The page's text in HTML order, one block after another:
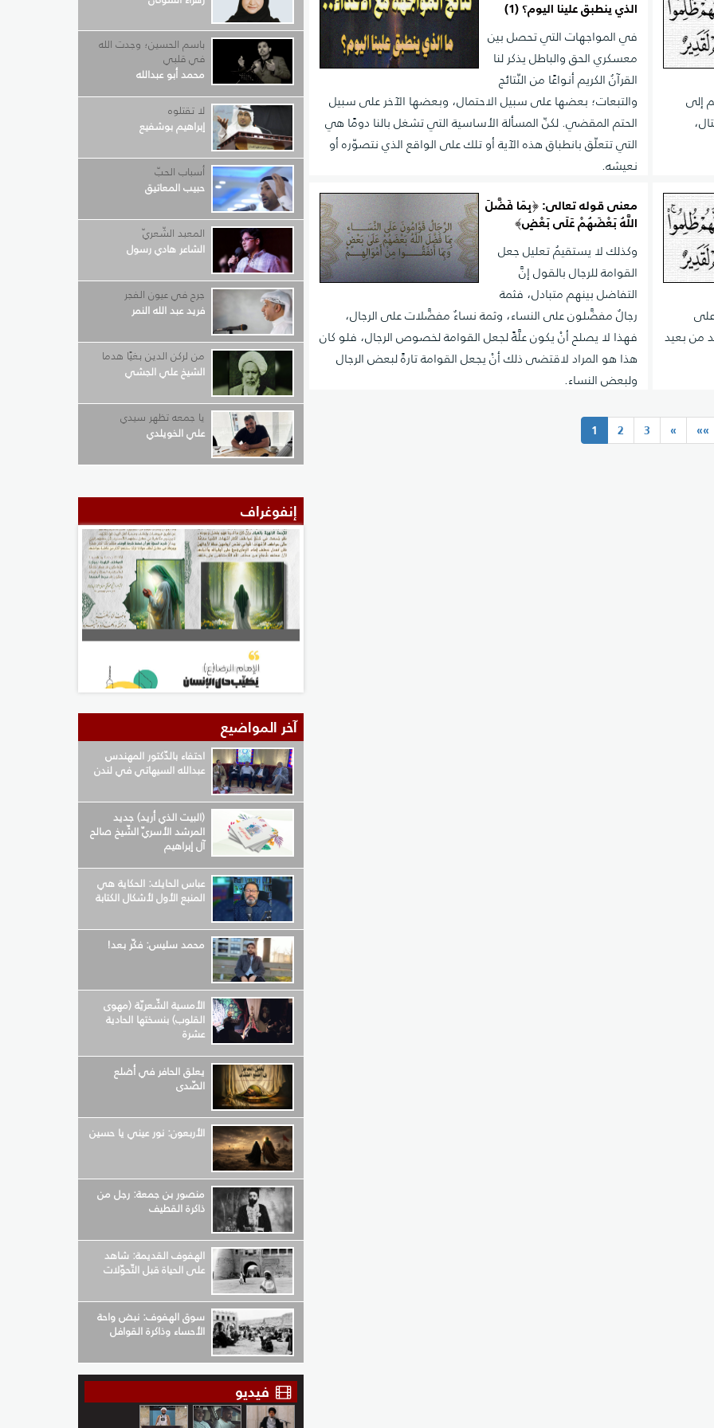
إلى
الذي ينطبق علينا اليوم؟ (1)
في المواجهات التي تحصل بين
معسكري الحق والباطل يذكر لنا
القرآنُ الكريم أنواعًا من النّتائج
والتبعات؛ بعضها على سبيل الاحتمال، وبعضها الآخر على سبيل
الحتم المقضي. لكنّ المسألة الأساسية التي تشغل بالنا دومًا هي
التي تتعلّق بانطباق هذه الآية أو تلك على الواقع الذي نتصوّره أو
نعيشه.
من بعيد
معنى قوله تعالى: ﴿بِمَا فَضَّلَ
اللَّهُ بَعْضَهُمْ عَلَى بَعْضٍ﴾
وكذلك لا يستقيمُ تعليل جعل
القوامة للرجال بالقول إنَّ
التفاضل بينهم متبادل، فثمة
رجالٌ مفضَّلون على النساء، وثمة نساءٌ مفضَّلات على الرجال،
فهذا لا يصلح أنْ يكون علَّةً لجعل القوامة لخصوص الرجال، فلو كان
هذا هو المراد لاقتضى ذلك أنْ يجعل القوامة تارةً لبعض الرجال
ولبعض النساء.
1
(current) 2 3 » »»
باسم الحسين؛ وجدت الله
في قلبي
محمد أبو عبدالله
لا تقتلوه
إبراهيم بوشفيع
أسباب الحبّ
حبيب المعاتيق
المعبد الشّعريّ
الشاعر هادي رسول
جرح في عيون الفجر
فريد عبد الله النمر
من لركن الدين بغيًا هدما
الشيخ علي الجشي
يا جمعه تظهر سيدي
علي الخويلدي
إنفوغراف
آخر المواضيع
احتفاء بالدّكتور المهندس
عبدالله السيهاتي في لندن
(البيت الذي أريد) جديد
المرشد الأسريّ الشّيخ صالح
آل إبراهيم
عباس الحايك: الحكاية هي
المنبع الأول لأشكال الكتابة
محمد سليس: فكّر بعد!
الأمسية الشّعريّة (مهوى
القلوب) بنسختها الحادية
عشرة
يعلق الحافر في أضلع
الصّدى
الأربعون: نور عيني يا حسين
منصور بن جمعة: رجل من
ذاكرة القطيف
الهفوف القديمة: شاهد
على الحياة قبل التّحوّلات
سوق الهفوف: نبض واحة
الأحساء وذاكرة القوافل
فيديو